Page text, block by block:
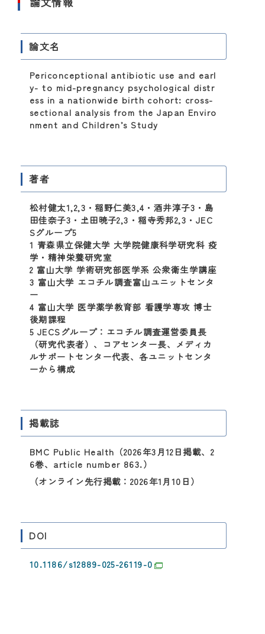
論文名
Periconceptional antibiotic use and earl
y- to mid-pregnancy psychological distr
ess in a nationwide birth cohort: cross-
sectional analysis from the Japan Enviro
nment and Children’s Study
著者
松村健太1,2,3・稲野仁美3,4・酒井淳子3・島
田佳奈子3・𡈽田暁子2,3・稲寺秀邦2,3・JEC
Sグループ5
1 青森県立保健大学 大学院健康科学研究科 疫
学・精神栄養研究室
2 富山大学 学術研究部医学系 公衆衛生学講座
3 富山大学 エコチル調査富山ユニットセンタ
ー
4 富山大学 医学薬学教育部 看護学専攻 博士
後期課程
5 JECSグループ：エコチル調査運営委員長
（研究代表者）、コアセンター長、メディカ
ルサポートセンター代表、各ユニットセンタ
ーから構成
掲載誌
BMC Public Health（2026年3月12日掲載、2
6巻、article number 863.）
（オンライン先行掲載：2026年1月10日）
DOI
10.1186/s12889-025-26119-0